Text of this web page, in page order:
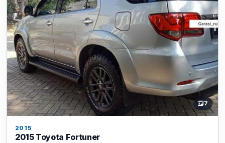
7
2015
2015 Toyota Fortuner